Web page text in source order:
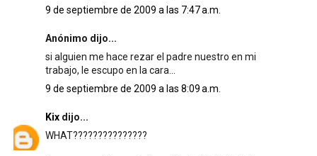
9 de septiembre de 2009 a las 7:47 a.m.
Anónimo dijo...
si alguien me hace rezar el padre nuestro en mi
trabajo, le escupo en la cara...
9 de septiembre de 2009 a las 8:09 a.m.
Kixdijo...
WHAT???????????????